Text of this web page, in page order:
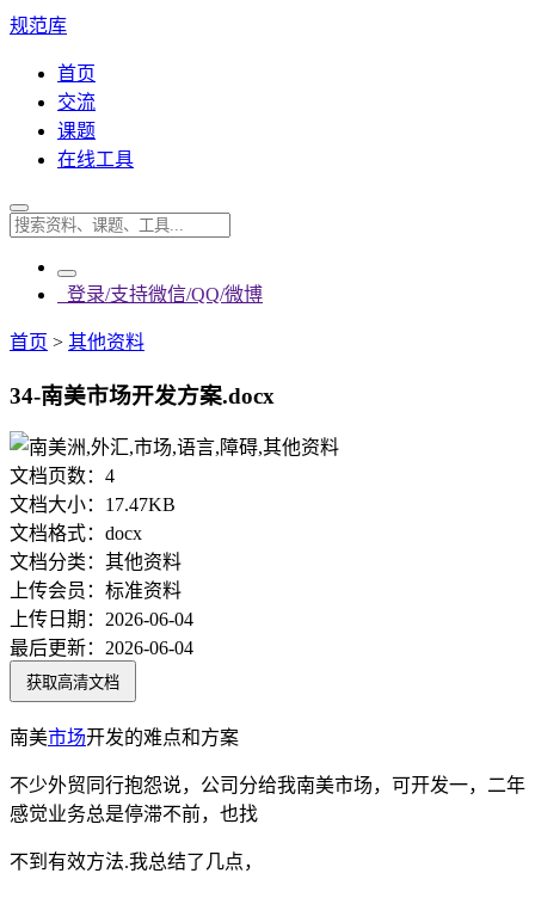
规范库
首页
交流
课题
在线工具
登录/支持微信/QQ/微博
首页 > 其他资料
34-南美市场开发方案.docx
文档页数： 4
文档大小： 17.47KB
文档格式： docx
文档分类： 其他资料
上传会员： 标准资料
上传日期： 2026-06-04
最后更新： 2026-06-04
获取高清文档
南美市场开发的难点和方案
不少外贸同行抱怨说，公司分给我南美市场，可开发一，二年
感觉业务总是停滞不前，也找
不到有效方法.我总结了几点，